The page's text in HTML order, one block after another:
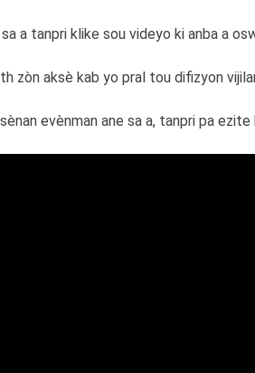
a tanpri klike sou videyo ki anba a
zòn aksè kab yo pral tou difizyon
evènman ane sa a, tanpri pa